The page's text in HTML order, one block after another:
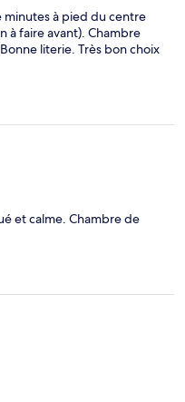
minutes à pied du centre
à faire avant). Chambre
literie. Très bon choix
et calme. Chambre de